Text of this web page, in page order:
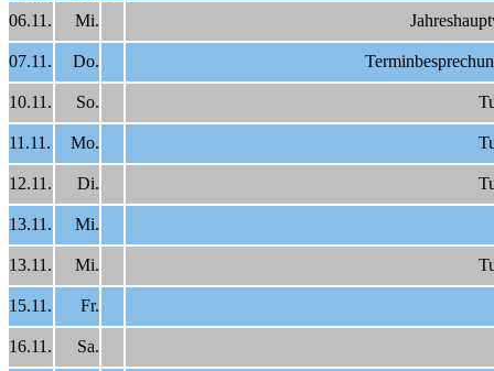
06.11. Mi.
07.11. Do.
10.11. So.
11.11. Mo.
12.11. Di.
13.11. Mi.
13.11. Mi.
15.11. Fr.
16.11. Sa.